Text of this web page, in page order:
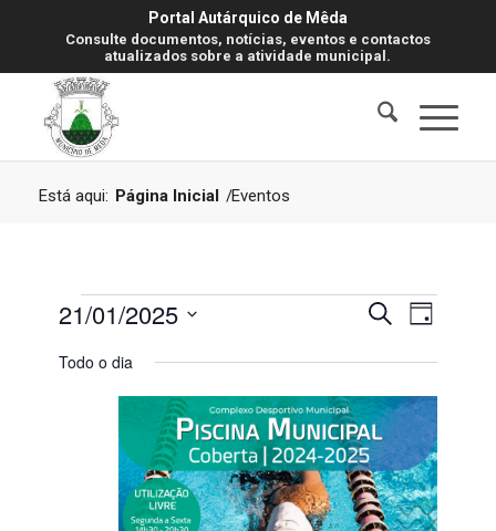
Portal Autárquico de Mêda
Consulte documentos, notícias, eventos e contactos
atualizados sobre a atividade municipal.
Está aqui: Página Inicial /Eventos
Eventos
for
Janeiro,
2025
e
de
Eventos
Pesquisar
de
de
Dia
21/01/2025
a
Todo o dia